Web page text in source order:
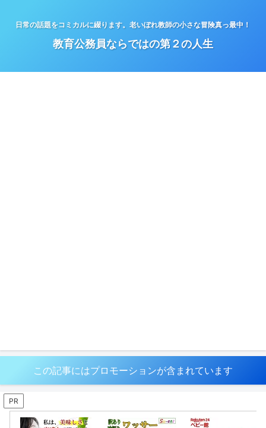
日常の話題をコミカルに綴ります。老いぼれ教師の小さな冒険真っ最中！
教育公務員ならではの第２の人生
この記事にはプロモーションが含まれています
PR